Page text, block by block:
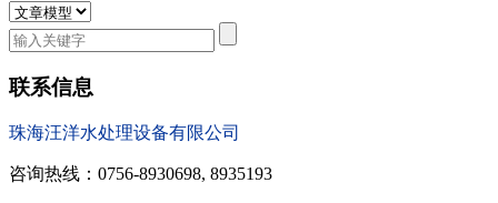
联系信息
珠海汪洋水处理设备有限公司
咨询热线：0756-8930698, 8935193